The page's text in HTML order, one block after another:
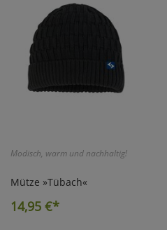
Modisch, warm und nachhaltig!
Mütze »Tübach«
14,95 €*